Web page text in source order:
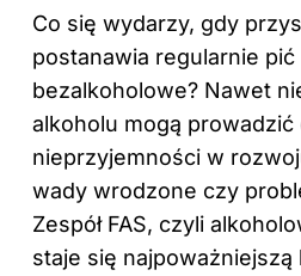
Co się wydarzy, gdy
postanawia regularnie pić
bezalkoholowe? Nawet
alkoholu mogą
nieprzyjemności w
wady wrodzone czy
Zespół FAS, czyli
staje się